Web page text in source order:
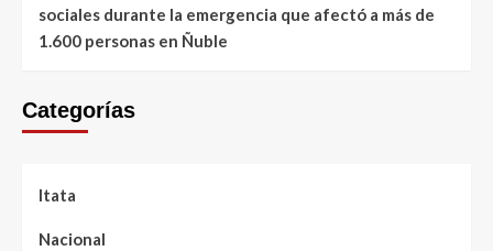
sociales durante la emergencia que afectó a más de
1.600 personas en Ñuble
Categorías
Itata
Nacional